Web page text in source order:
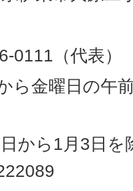
0111（代表）
ら金曜日の午
から1月3日を